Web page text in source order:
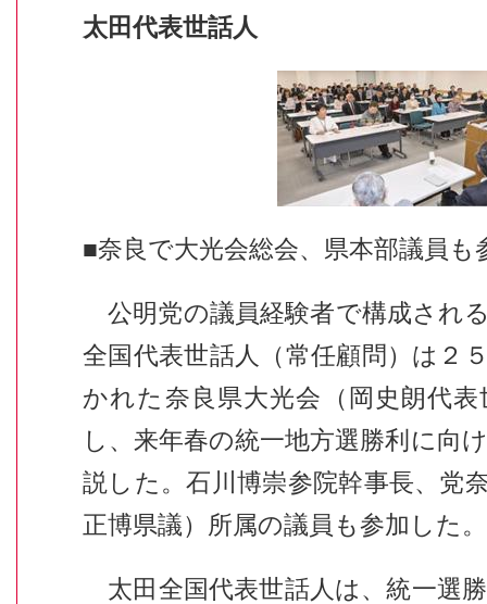
太田代表世話人
■奈良で大光会総会、県本部議員も
公明党の議員経験者で構成され
全国代表世話人（常任顧問）は２
かれた奈良県大光会（岡史朗代
し、来年春の統一地方選勝利に向
説した。石川博崇参院幹事長、党
正博県議）所属の議員も参加した。
太田全国代表世話人は、統一選